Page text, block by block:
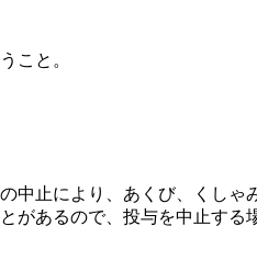
こと。
中止により、あくび、くしゃ
があるので、投与を中止する